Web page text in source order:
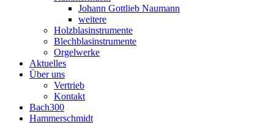
Johann Gottlieb Naumann
weitere
Holzblasinstrumente
Blechblasinstrumente
Orgelwerke
Aktuelles
Über uns
Vertrieb
Kontakt
Bach300
Hammerschmidt